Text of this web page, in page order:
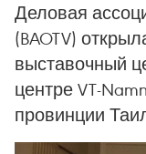
Деловая
(BAOTV)
выставочный
центре VT-
провинции